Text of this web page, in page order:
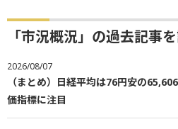
「市況概況」の過去記事
2026/08/07
（まとめ）日経平均は76円安の
価指標に注目